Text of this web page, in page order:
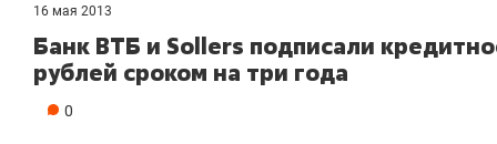
16 мая 2013
Банк ВТБ и Sollers подписали
рублей сроком на три года
0